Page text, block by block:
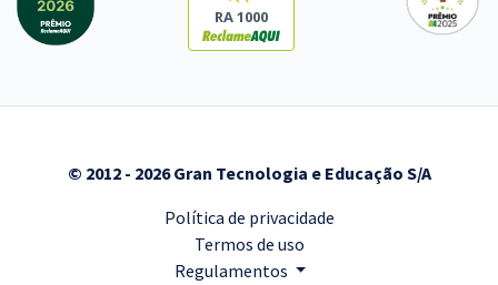
RA 1000
© 2012 - 2026 Gran Tecnologia e Educação S/A
Política de privacidade
Termos de uso
Regulamentos